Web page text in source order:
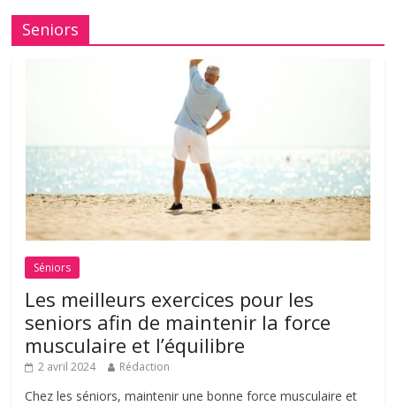
Seniors
Séniors
Les meilleurs exercices pour les
seniors afin de maintenir la force
musculaire et l’équilibre
2 avril 2024 Rédaction
Chez les séniors, maintenir une bonne force musculaire et